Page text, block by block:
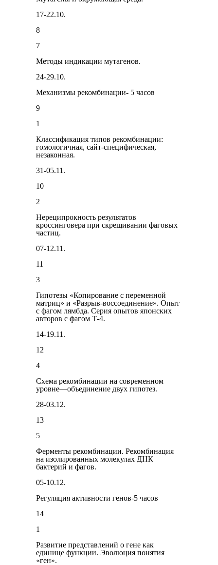
17-22.10.
8
7
Методы индика­ции мутагенов.
24-29.10.
Механизмы рекомбинации- 5 часов
9
1
Классификация типов рекомби­нации:
гомологичная, сайт-специфическая,
незаконная.
31-05.11.
10
2
Нереципрокность результатов
кроссинговера при скрещивании фаговых
частиц.
07-12.11.
11
3
Гипотезы «Копирование с переменной
матриц» и «Раз­рыв-воссоединение». Опыт
с фагом лямбда. Серия опытов япон­ских
авторов с фагом Т-4.
14-19.11.
12
4
Схема рекомбинации на современном
уровне—объединение двух гипотез.
28-03.12.
13
5
Ферменты рекомбинации. Рекомбинация
на изолированных молекулах ДНК
бактерий и фагов.
05-10.12.
Регуляция активности генов-5 часов
14
1
Развитие представлений о ге­не как
единице функции. Эволюция понятия
«ген».